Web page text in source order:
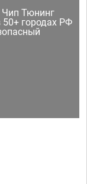
Чип Тюнинг
городах РФ